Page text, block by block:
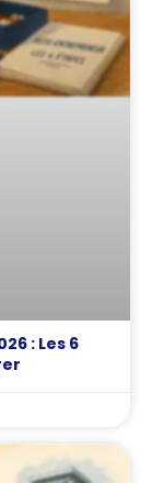
: Les 6